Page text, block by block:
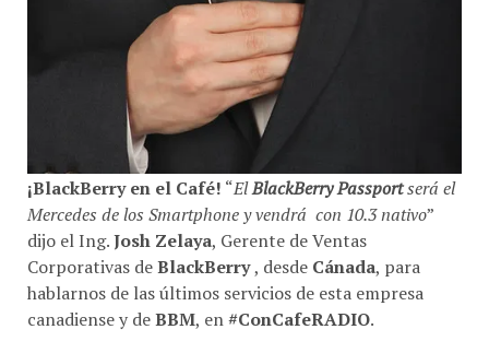
¡BlackBerry en el Café! “ElBlackBerry Passportserá el
Mercedes de los Smartphone y vendrá con 10.3 nativo”
dijo el Ing.Josh Zelaya, Gerente de Ventas
Corporativas deBlackBerry, desde Cánada, para
hablarnos de las últimos servicios de esta empresa
canadiense y deBBM, en #ConCafeRADIO.